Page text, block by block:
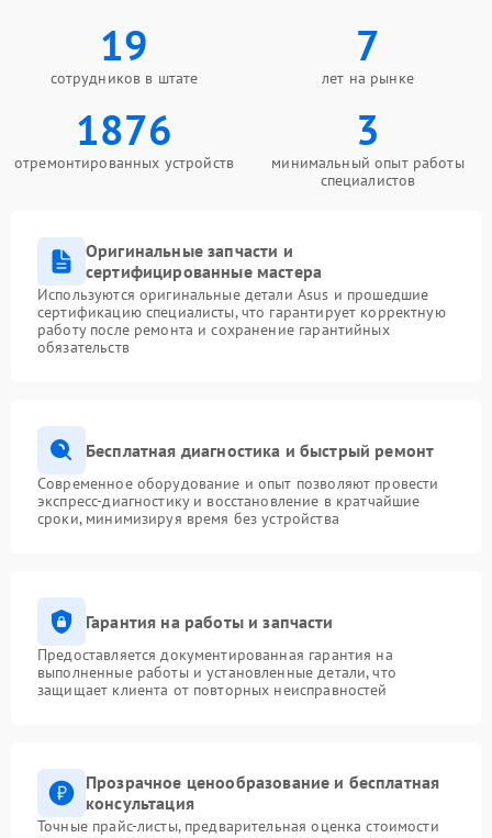
19
сотрудников в штате
7
лет на рынке
1876
отремонтированных устройств
3
минимальный опыт работы
специалистов
Оригинальные запчасти и
сертифицированные мастера
Используются оригинальные детали Asus и прошедшие
сертификацию специалисты, что гарантирует корректную
работу после ремонта и сохранение гарантийных
обязательств
Бесплатная диагностика и быстрый ремонт
Современное оборудование и опыт позволяют провести
экспресс-диагностику и восстановление в кратчайшие
сроки, минимизируя время без устройства
Гарантия на работы и запчасти
Предоставляется документированная гарантия на
выполненные работы и установленные детали, что
защищает клиента от повторных неисправностей
Прозрачное ценообразование и бесплатная
консультация
Точные прайс-листы, предварительная оценка стоимости